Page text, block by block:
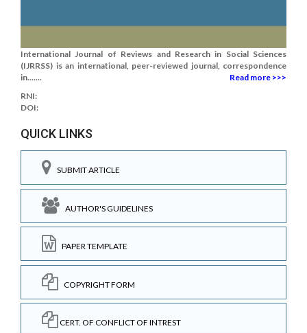
International Journal of Reviews and Research in Social Sciences
(IJRRSS) is an international, peer-reviewed journal, correspondence
in.......
Read more >>>
RNI:
DOI:
QUICK LINKS
SUBMIT ARTICLE
AUTHOR'S GUIDELINES
PAPER TEMPLATE
COPYRIGHT FORM
CERT. OF CONFLICT OF INTREST